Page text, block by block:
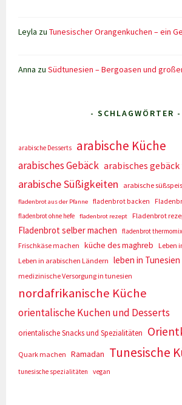
Leyla zuTunesischer Orangenkuchen – ein
Anna zuSüdtunesien – Bergoasen und
- SCHLAGWÖRTER -
arabische Desserts arabische Küche
arabisches Gebäck arabisches
arabische Süßigkeiten arabische
fladenbrot aus der Pfanne fladenbrot backen
fladenbrot ohne hefe
fladenbrot rezept Fladenbrot
Fladenbrot selber machen fladenbrot thermomix
Frischkäse machen
küche des maghreb
Leben
Leben in arabischen Ländern
leben in Tunesien
medizinische Versorgung in tunesien
nordafrikanische Küche
orientalische Kuchen und Desserts
orientalische Snacks und Spezialitäten
Quark machen Ramadan Tunesische
tunesische spezialitäten vegan